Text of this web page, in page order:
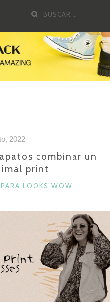
Buscar
2022
combinar un
print
LOOKS WOW